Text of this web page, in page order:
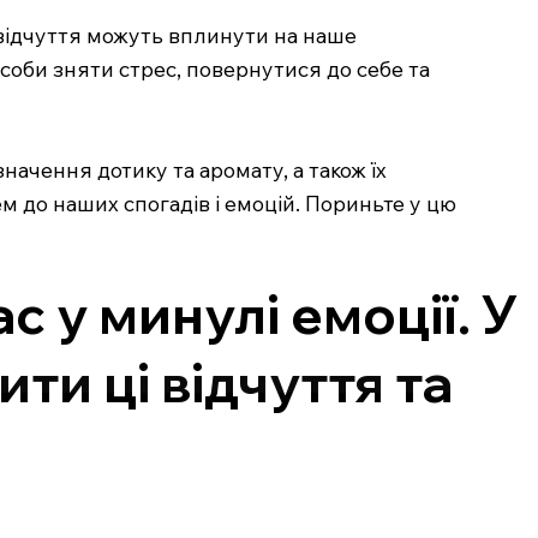
можуть вплинути на наше
зняти стрес, повернутися до себе та
дотику та аромату, а також їх
до наших спогадів і емоцій. Пориньте у цю
у минулі емоції. У
ці відчуття та